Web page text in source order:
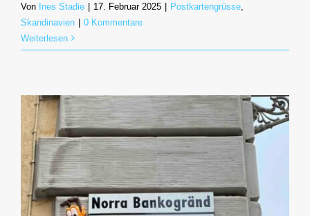
Von Ines Stadie | 17. Februar 2025 | Postkartengrüsse
Skandinavien | 0 Kommentare
Weiterlesen